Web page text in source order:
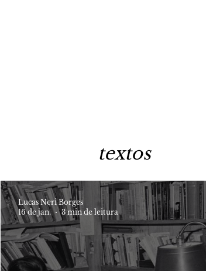
textos
Lucas Neri Borges
16 de jan.
3 min de leitura